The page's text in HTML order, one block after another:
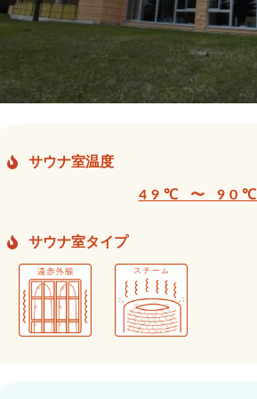
サウナ室温度
49℃ 〜 90℃
サウナ室タイプ